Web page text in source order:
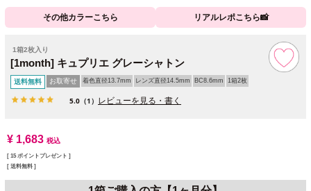
その他カラーこちら リアルレポこちら📸
1箱2枚入り
[1month] キュプリエ グレーシャトン
送料無料 お取寄せ 着色直径13.7mm レンズ直径14.5mm BC8.6mm 1箱2枚
5.0 （1） レビューを見る・書く
¥ 1,683 税込
[ 15 ポイントプレゼント ]
送料無料